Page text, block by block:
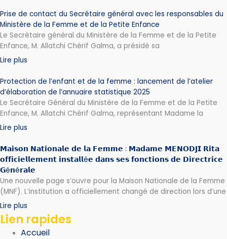
Prise de contact du Secrétaire général avec les responsables du
Ministère de la Femme et de la Petite Enfance
Le Secrétaire général du Ministère de la Femme et de la Petite
Enfance, M. Allatchi Chérif Galma, a présidé sa
Lire plus
Protection de l’enfant et de la femme : lancement de l’atelier
d’élaboration de l’annuaire statistique 2025
Le Secrétaire Général du Ministère de la Femme et de la Petite
Enfance, M. Allatchi Chérif Galma, représentant Madame la
Lire plus
𝗠𝗮𝗶𝘀𝗼𝗻 𝗡𝗮𝘁𝗶𝗼𝗻𝗮𝗹𝗲 𝗱𝗲 𝗹𝗮 𝗙𝗲𝗺𝗺𝗲 : 𝗠𝗮𝗱𝗮𝗺𝗲 𝗠𝗘𝗡𝗢𝗗𝗝𝗜 𝗥𝗶𝘁𝗮
𝗼𝗳𝗳𝗶𝗰𝗶𝗲𝗹𝗹𝗲𝗺𝗲𝗻𝘁 𝗶𝗻𝘀𝘁𝗮𝗹𝗹é𝗲 𝗱𝗮𝗻𝘀 𝘀𝗲𝘀 𝗳𝗼𝗻𝗰𝘁𝗶𝗼𝗻𝘀 𝗱𝗲 𝗗𝗶𝗿𝗲𝗰𝘁𝗿𝗶𝗰𝗲
𝗚é𝗻é𝗿𝗮𝗹𝗲
Une nouvelle page s’ouvre pour la Maison Nationale de la Femme
(MNF). L’institution a officiellement changé de direction lors d’une
Lire plus
Lien rapides
Accueil